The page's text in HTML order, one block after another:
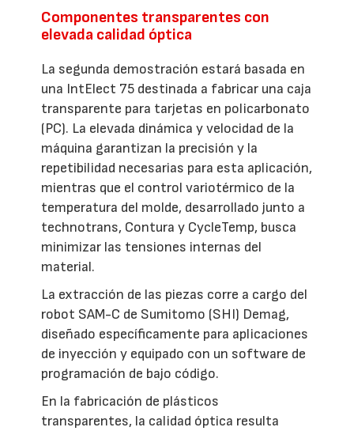
Componentes transparentes con
elevada calidad óptica
La segunda demostración estará basada en
una IntElect 75 destinada a fabricar una caja
transparente para tarjetas en policarbonato
(PC). La elevada dinámica y velocidad de la
máquina garantizan la precisión y la
repetibilidad necesarias para esta aplicación,
mientras que el control variotérmico de la
temperatura del molde, desarrollado junto a
technotrans, Contura y CycleTemp, busca
minimizar las tensiones internas del
material.
La extracción de las piezas corre a cargo del
robot SAM-C de Sumitomo (SHI) Demag,
diseñado específicamente para aplicaciones
de inyección y equipado con un software de
programación de bajo código.
En la fabricación de plásticos
transparentes, la calidad óptica resulta